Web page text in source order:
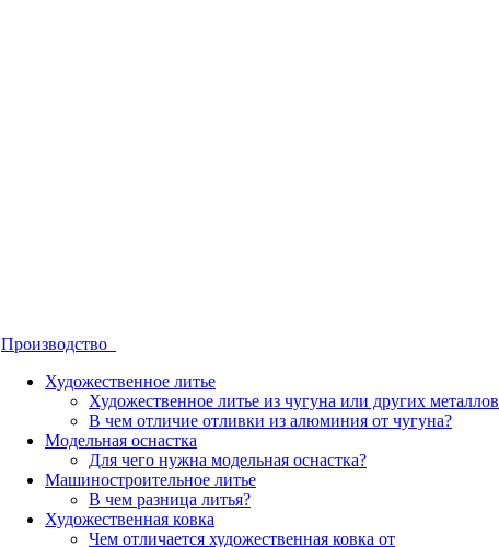
Производство
Художественное литье
Художественное литье из чугуна или других металлов
В чем отличие отливки из алюминия от чугуна?
Модельная оснастка
Для чего нужна модельная оснастка?
Машиностроительное литье
В чем разница литья?
Художественная ковка
Чем отличается художественная ковка от